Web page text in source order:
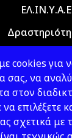
Εκδόσεις
Νέα -
cookies για
σας, να
στον
επιλέξετε
σχετικά με